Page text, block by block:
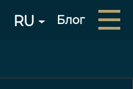
RU Блог